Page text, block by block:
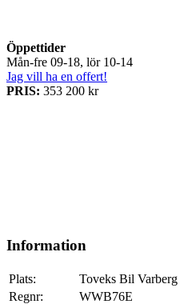
Öppettider
Mån-fre 09-18, lör 10-14
Jag vill ha en offert!
PRIS: 353 200 kr
Information
Plats:
Toveks Bil Varberg
Regnr:
WWB76E